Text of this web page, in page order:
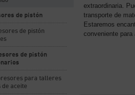
de pistón
de pistón
de pistón
para talleres
de aceite
extraordinaria.
transporte de
Estaremos
conveniente